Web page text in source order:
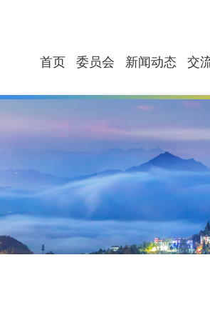
首页 委员会 新闻动态 交